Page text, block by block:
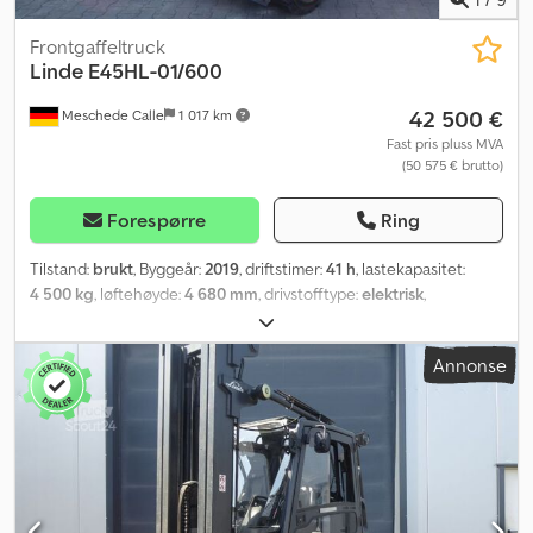
Meschede Calle 1 017 km
Frontgaffeltruck
Linde E45HL-01/600
42 500 €
Fast pris pluss MVA
(50 575 € brutto)
Forespørre Ring
Tilstand: brukt, Byggeår:2019, driftstimer:41 h, lastekapasitet:
4 500 kg, løftehøyde:4 680 mm, drivstofftype:elektrisk,
100 prosent
Annonse